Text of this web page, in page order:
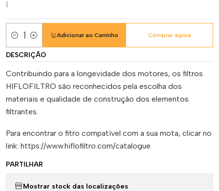
Quantidade
Adicionar ao Carrinho Comprar agora
DESCRIÇÃO
Contribuindo para a longevidade dos motores, os filtros
HIFLOFILTRO são reconhecidos pela escolha dos
materiais e qualidade de construção dos elementos
filtrantes.
Para encontrar o fitro compatível com a sua mota, clicar no
link: https://www.hiflofiltro.com/catalogue
PARTILHAR
Mostrar stock das localizações